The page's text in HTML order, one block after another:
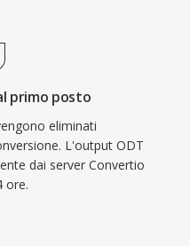
primo posto
eliminati
L'output ODT
dai server Convertio
ore.